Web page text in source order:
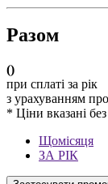
Разом
()
при сплаті за рік
з урахуванням
* Ціни вказані
Щомісяця
ЗА РІК